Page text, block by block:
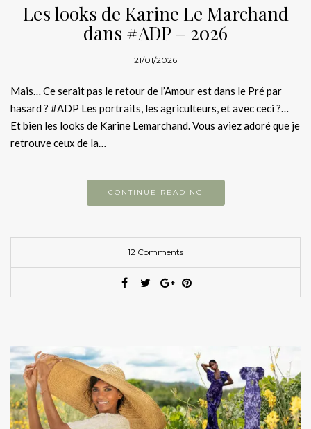
Les looks de Karine Le Marchand
dans #ADP – 2026
21/01/2026
Mais… Ce serait pas le retour de l’Amour est dans le Pré par
hasard ? #ADP Les portraits, les agriculteurs, et avec ceci ?…
Et bien les looks de Karine Lemarchand. Vous aviez adoré que je
retrouve ceux de la…
CONTINUE READING
12 Comments